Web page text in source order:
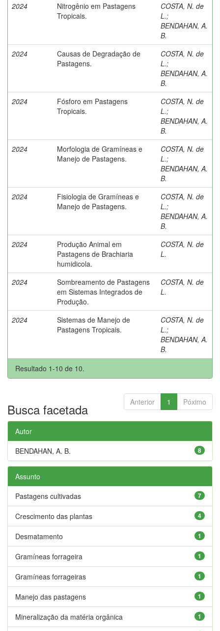
2024
Nitrogênio em Pastagens
Tropicais.
COSTA, N. de
L.;
BENDAHAN, A.
B.
2024
Causas de Degradação de
Pastagens.
COSTA, N. de
L.;
BENDAHAN, A.
B.
2024
Fósforo em Pastagens
Tropicais.
COSTA, N. de
L.;
BENDAHAN, A.
B.
2024
Morfologia de Gramíneas e
Manejo de Pastagens.
COSTA, N. de
L.;
BENDAHAN, A.
B.
2024
Fisiologia de Gramíneas e
Manejo de Pastagens.
COSTA, N. de
L.;
BENDAHAN, A.
B.
2024
Produção Animal em
Pastagens de Brachiaria
humidicola.
COSTA, N. de
L.
2024
Sombreamento de Pastagens
em Sistemas Integrados de
Produção.
COSTA, N. de
L.
2024
Sistemas de Manejo de
Pastagens Tropicais.
COSTA, N. de
L.;
BENDAHAN, A.
B.
Resultado 1-10 de 10.
Anterior 1 Póximo
Busca facetada
Autor
8
BENDAHAN, A. B.
Assunto
7
Pastagens cultivadas
4
Crescimento das plantas
1
Desmatamento
1
Gramíneas forrageira
1
Gramíneas forrageiras
1
Manejo das pastagens
1
Mineralização da matéria orgânica